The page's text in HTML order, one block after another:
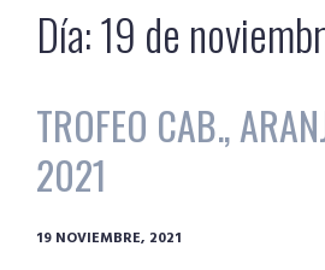
Día:19 de
TROFEO CAB.,
2021
19 NOVIEMBRE, 2021